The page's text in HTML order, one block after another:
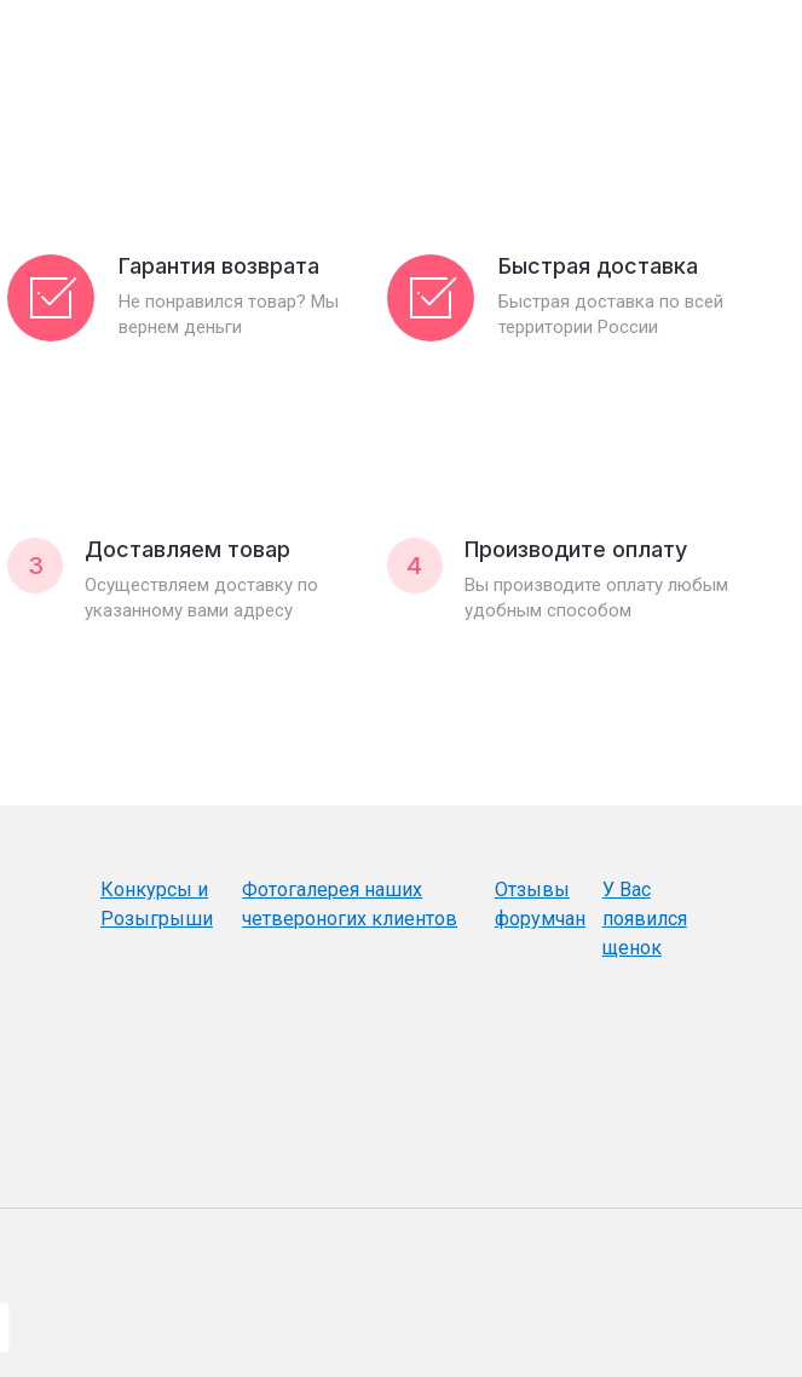
Гарантия возврата
Не понравился товар? Мы
вернем деньги
Быстрая доставка
Быстрая доставка по всей
территории России
3
Доставляем товар
Осуществляем доставку по
указанному вами адресу
4
Производите оплату
Вы производите оплату любым
удобным способом
Конкурсы и
Розыгрыши
Фотогалерея наших
четвероногих клиентов
Отзывы
форумчан
У Вас
появился
щенок